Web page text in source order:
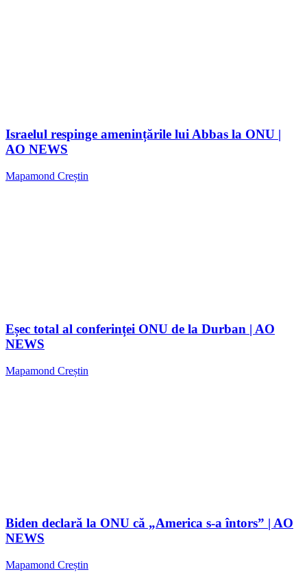
Israelul respinge amenințările lui Abbas la ONU |
AO NEWS
Mapamond Creștin
Eșec total al conferinței ONU de la Durban | AO
NEWS
Mapamond Creștin
Biden declară la ONU că „America s-a întors” | AO
NEWS
Mapamond Creștin